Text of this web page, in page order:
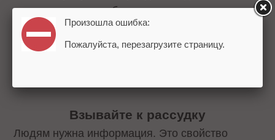
школьником, способен получить сотни тысяч
ссылок. В таком случае ваша задача
заключается в том, чтобы предугадать, что
Взывайте к рассудку
Людям нужна информация. Это свойство
Произошла ошибка:
Пожалуйста, перезагрузите страницу.